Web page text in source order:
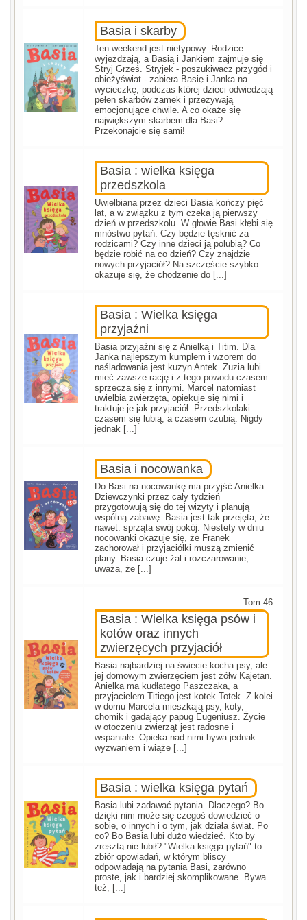
Basia i skarby
Ten weekend jest nietypowy. Rodzice
wyjeżdżają, a Basią i Jankiem zajmuje się
Stryj Grześ. Stryjek - poszukiwacz przygód i
obieżyświat - zabiera Basię i Janka na
wycieczkę, podczas której dzieci odwiedzają
pełen skarbów zamek i przeżywają
emocjonujące chwile. A co okaże się
największym skarbem dla Basi?
Przekonajcie się sami!
Basia : wielka księga
przedszkola
Uwielbiana przez dzieci Basia kończy pięć
lat, a w związku z tym czeka ją pierwszy
dzień w przedszkolu. W głowie Basi kłębi się
mnóstwo pytań. Czy będzie tęsknić za
rodzicami? Czy inne dzieci ją polubią? Co
będzie robić na co dzień? Czy znajdzie
nowych przyjaciół? Na szczęście szybko
okazuje się, że chodzenie do [...]
Basia : Wielka księga
przyjaźni
Basia przyjaźni się z Anielką i Titim. Dla
Janka najlepszym kumplem i wzorem do
naśladowania jest kuzyn Antek. Zuzia lubi
mieć zawsze rację i z tego powodu czasem
sprzecza się z innymi. Marcel natomiast
uwielbia zwierzęta, opiekuje się nimi i
traktuje je jak przyjaciół. Przedszkolaki
czasem się lubią, a czasem czubią. Nigdy
jednak [...]
Basia i nocowanka
Do Basi na nocowankę ma przyjść Anielka.
Dziewczynki przez cały tydzień
przygotowują się do tej wizyty i planują
wspólną zabawę. Basia jest tak przejęta, że
nawet. sprząta swój pokój. Niestety w dniu
nocowanki okazuje się, że Franek
zachorował i przyjaciółki muszą zmienić
plany. Basia czuje żal i rozczarowanie,
uważa, że [...]
Tom 46
Basia : Wielka księga psów i
kotów oraz innych
zwierzęcych przyjaciół
Basia najbardziej na świecie kocha psy, ale
jej domowym zwierzęciem jest żółw Kajetan.
Anielka ma kudłatego Paszczaka, a
przyjacielem Titiego jest kotek Totek. Z kolei
w domu Marcela mieszkają psy, koty,
chomik i gadający papug Eugeniusz. Życie
w otoczeniu zwierząt jest radosne i
wspaniałe. Opieka nad nimi bywa jednak
wyzwaniem i wiąże [...]
Basia : wielka księga pytań
Basia lubi zadawać pytania. Dlaczego? Bo
dzięki nim może się czegoś dowiedzieć o
sobie, o innych i o tym, jak działa świat. Po
co? Bo Basia lubi dużo wiedzieć. Kto by
zresztą nie lubił? "Wielka księga pytań" to
zbiór opowiadań, w którym bliscy
odpowiadają na pytania Basi, zarówno
proste, jak i bardziej skomplikowane. Bywa
też, [...]